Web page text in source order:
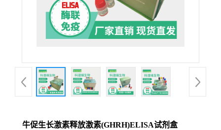
牛促生长激素释放激素(GHRH)ELISA试剂盒